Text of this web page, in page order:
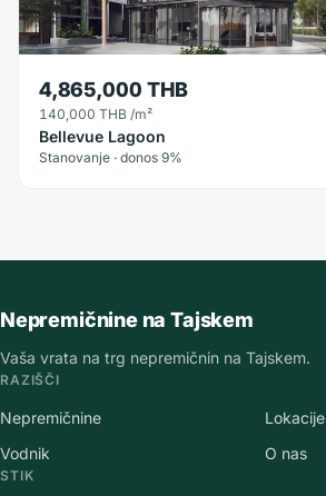
4,865,000 THB
140,000 THB /m²
Bellevue Lagoon
Stanovanje · donos 9%
Nepremičnine na Tajskem
Vaša vrata na trg nepremičnin na Tajskem.
RAZIŠČI
Nepremičnine
Lokacije
Vodnik
O nas
STIK